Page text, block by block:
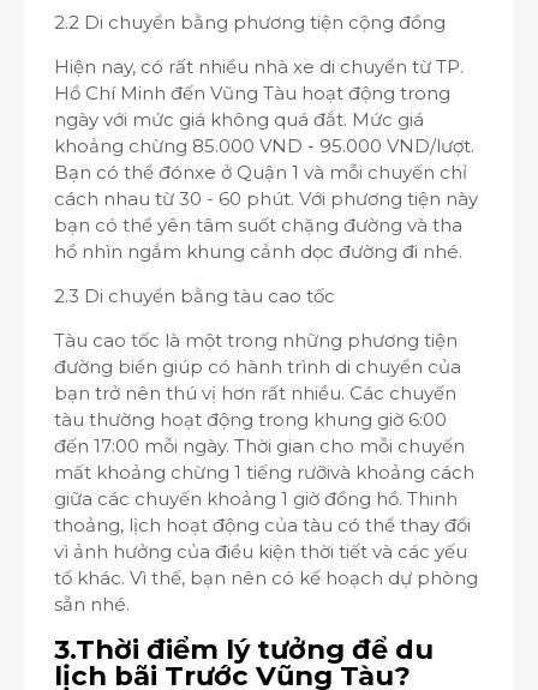
2.2 Di chuyển bằng phương tiện cộng đồng
Hiện nay, có rất nhiều nhà xe di chuyển từ TP.
Hồ Chí Minh đến Vũng Tàu hoạt động trong
ngày với mức giá không quá đắt. Mức giá
khoảng chừng 85.000 VND - 95.000 VND/lượt.
Bạn có thể đónxe ở Quận 1 và mỗi chuyến chỉ
cách nhau từ 30 - 60 phút. Với phương tiện này
bạn có thể yên tâm suốt chặng đường và tha
hồ nhìn ngắm khung cảnh dọc đường đi nhé.
2.3 Di chuyển bằng tàu cao tốc
Tàu cao tốc là một trong những phương tiện
đường biển giúp có hành trình di chuyển của
bạn trở nên thú vị hơn rất nhiều. Các chuyến
tàu thường hoạt động trong khung giờ 6:00
đến 17:00 mỗi ngày. Thời gian cho mỗi chuyến
mất khoảng chừng 1 tiếng rưỡivà khoảng cách
giữa các chuyến khoảng 1 giờ đồng hồ. Thinh
thoảng, lịch hoạt động của tàu có thể thay đổi
vì ảnh hưởng của điều kiện thời tiết và các yếu
tố khác. Vì thế, bạn nên có kế hoạch dự phòng
sẵn nhé.
3.Thời điểm lý tưởng để du
lịch bãi Trước Vũng Tàu?